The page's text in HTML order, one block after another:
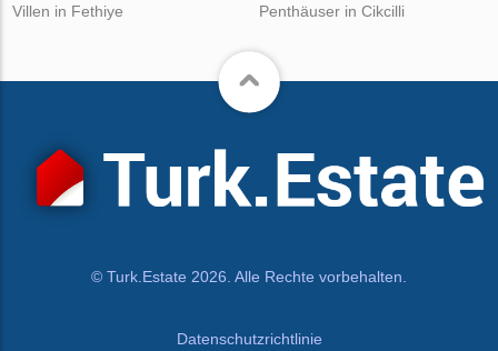
Villen in Fethiye
Penthäuser in Cikcilli
© Turk.Estate 2026. Alle Rechte vorbehalten.
Datenschutzrichtlinie